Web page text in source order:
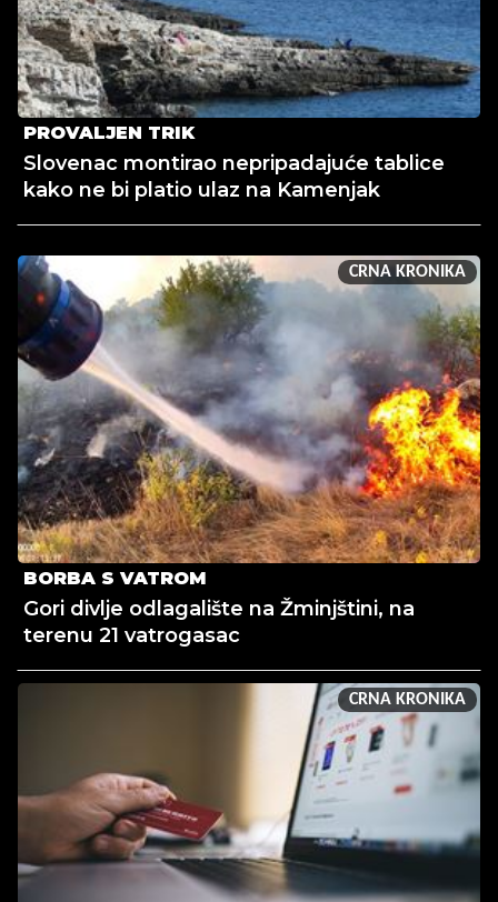
PROVALJEN TRIK
Slovenac montirao nepripadajuće tablice
kako ne bi platio ulaz na Kamenjak
CRNA KRONIKA
BORBA S VATROM
Gori divlje odlagalište na Žminjštini, na
terenu 21 vatrogasac
CRNA KRONIKA